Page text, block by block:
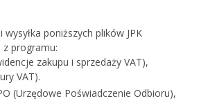
wysyłka poniższych plików JPK
programu:
zakupu i sprzedaży VAT),
VAT).
(Urzędowe Poświadczenie Odbioru),